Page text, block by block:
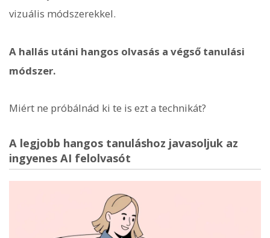
vizuális módszerekkel.
A hallás utáni hangos olvasás a végső tanulási
módszer.
Miért ne próbálnád ki te is ezt a technikát?
A legjobb hangos tanuláshoz javasoljuk az
ingyenes AI felolvasót